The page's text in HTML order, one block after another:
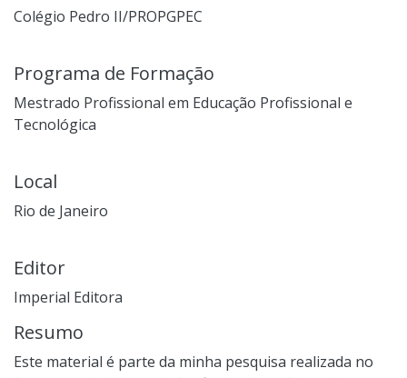
Colégio Pedro II/PROPGPEC
Programa de Formação
Mestrado Profissional em Educação Profissional e
Tecnológica
Local
Rio de Janeiro
Editor
Imperial Editora
Resumo
Este material é parte da minha pesquisa realizada no